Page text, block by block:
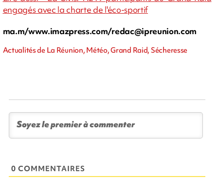
engagés avec la charte de l'éco-sportif
ma.m/www.imazpress.com/redac@ipreunion.com
Actualités de La Réunion, Météo, Grand Raid, Sécheresse
0 COMMENTAIRES